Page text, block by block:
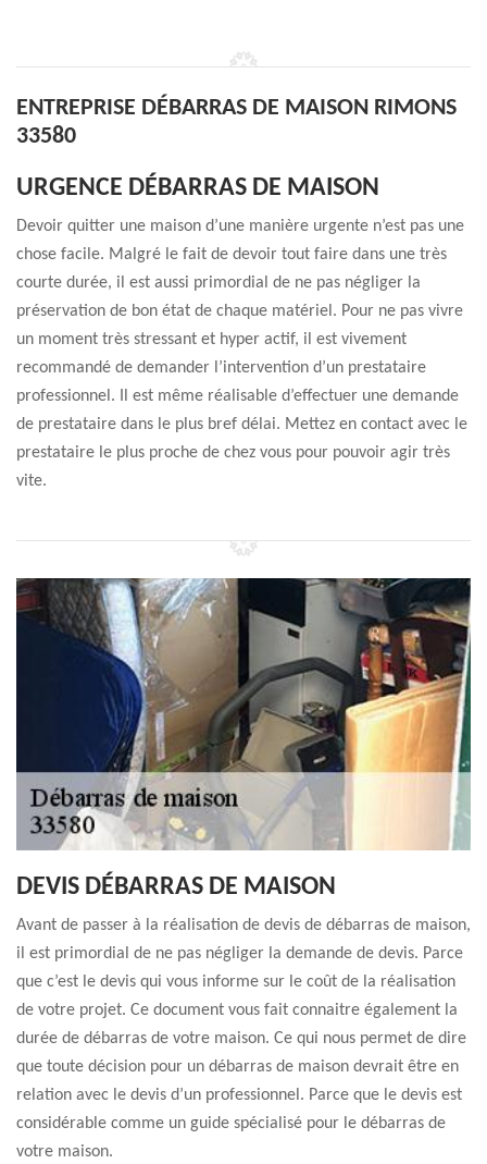
ENTREPRISE DÉBARRAS DE MAISON RIMONS
33580
URGENCE DÉBARRAS DE MAISON
Devoir quitter une maison d’une manière urgente n’est pas une
chose facile. Malgré le fait de devoir tout faire dans une très
courte durée, il est aussi primordial de ne pas négliger la
préservation de bon état de chaque matériel. Pour ne pas vivre
un moment très stressant et hyper actif, il est vivement
recommandé de demander l’intervention d’un prestataire
professionnel. Il est même réalisable d’effectuer une demande
de prestataire dans le plus bref délai. Mettez en contact avec le
prestataire le plus proche de chez vous pour pouvoir agir très
vite.
DEVIS DÉBARRAS DE MAISON
Avant de passer à la réalisation de devis de débarras de maison,
il est primordial de ne pas négliger la demande de devis. Parce
que c’est le devis qui vous informe sur le coût de la réalisation
de votre projet. Ce document vous fait connaitre également la
durée de débarras de votre maison. Ce qui nous permet de dire
que toute décision pour un débarras de maison devrait être en
relation avec le devis d’un professionnel. Parce que le devis est
considérable comme un guide spécialisé pour le débarras de
votre maison.